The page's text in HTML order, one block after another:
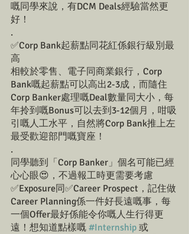
嘅同學來說，有DCM Deals經驗當然更
好！
.
✅Corp Bank起薪點同花紅係銀行級別最
高
相較於零售、電子同商業銀行，Corp
Bank嘅起薪點可以高出2-3成，而隨住
Corp Banker處理嘅Deal數量同大小，每
年拎到嘅Bonus可以去到3-12個月，咁吸
引嘅人工水平，自然將Corp Bank推上左
最受歡迎部門嘅寶座！
.
同學聽到「Corp Banker」個名可能已經
心心眼😍，不過報工時更需要考慮
✅Exposure同✅Career Prospect，記住做
Career Planning係一件好長遠嘅事，每
一個Offer最好係能令你嘅人生行得更
遠！想知道點樣嘅 #Internship 或